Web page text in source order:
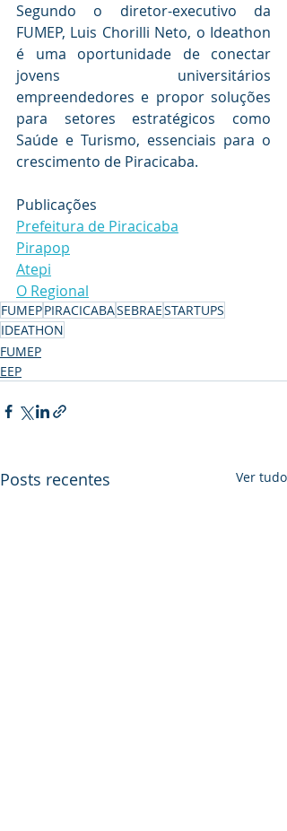
Segundo o diretor-executivo da
FUMEP, Luis Chorilli Neto, o Ideathon
é uma oportunidade de conectar
jovens universitários
empreendedores e propor soluções
para setores estratégicos como
Saúde e Turismo, essenciais para o
crescimento de Piracicaba.
Publicações
Prefeitura de Piracicaba
Pirapop
Atepi
O Regional
FUMEPPIRACICABASEBRAESTARTUPS
IDEATHON
FUMEP
EEP
Posts recentes Ver tudo